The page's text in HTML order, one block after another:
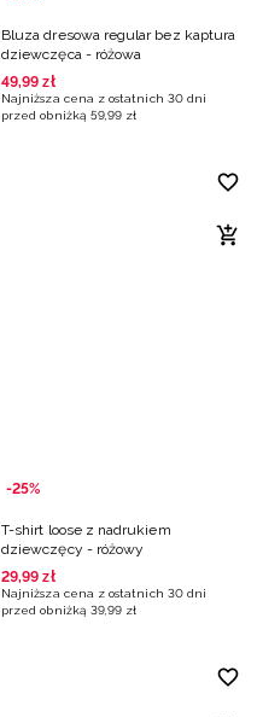
Bluza dresowa regular bez kaptura
dziewczęca - różowa
49,99 zł
Najniższa cena z ostatnich 30 dni
przed obniżką 59,99 zł
-25%
T-shirt loose z nadrukiem
dziewczęcy - różowy
29,99 zł
Najniższa cena z ostatnich 30 dni
przed obniżką 39,99 zł